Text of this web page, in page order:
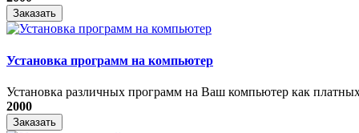
Заказать
Установка программ на компьютер
Установка различных программ на Ваш компьютер как
2000
Заказать